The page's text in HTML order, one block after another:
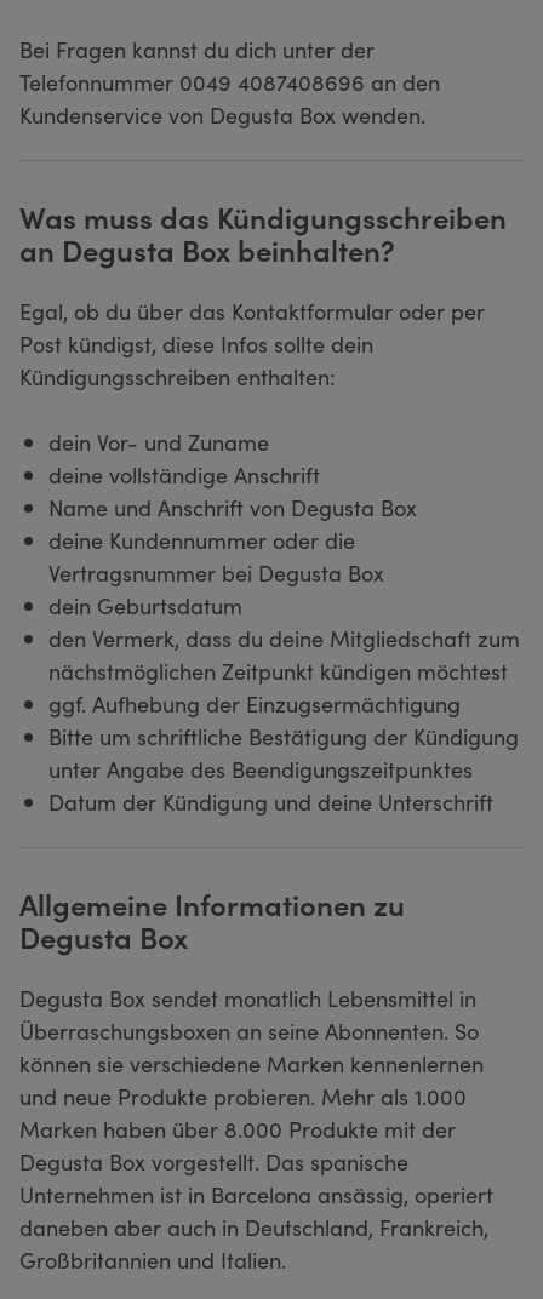
Bei Fragen kannst du dich unter der
Telefonnummer 0049 4087408696 an den
Kundenservice von Degusta Box wenden.
Was muss das Kündigungsschreiben
an Degusta Box beinhalten?
Egal, ob du über das Kontaktformular oder per
Post kündigst, diese Infos sollte dein
Kündigungsschreiben enthalten:
dein Vor- und Zuname
deine vollständige Anschrift
Name und Anschrift von Degusta Box
deine Kundennummer oder die
Vertragsnummer bei Degusta Box
dein Geburtsdatum
den Vermerk, dass du deine Mitgliedschaft zum
nächstmöglichen Zeitpunkt kündigen möchtest
ggf. Aufhebung der Einzugsermächtigung
Bitte um schriftliche Bestätigung der Kündigung
unter Angabe des Beendigungszeitpunktes
Datum der Kündigung und deine Unterschrift
Allgemeine Informationen zu
Degusta Box
Degusta Box sendet monatlich Lebensmittel in
Überraschungsboxen an seine Abonnenten. So
können sie verschiedene Marken kennenlernen
und neue Produkte probieren. Mehr als 1.000
Marken haben über 8.000 Produkte mit der
Degusta Box vorgestellt. Das spanische
Unternehmen ist in Barcelona ansässig, operiert
daneben aber auch in Deutschland, Frankreich,
Großbritannien und Italien.